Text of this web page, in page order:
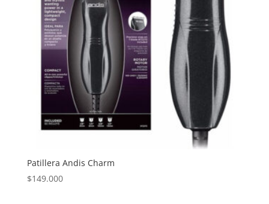
Patillera Andis Charm
$149.000